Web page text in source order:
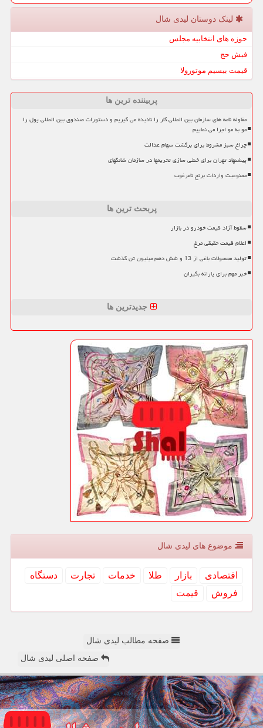
لینک دوستان لیدی شال
حوزه های انتخابیه مجلس
فیش حج
قیمت بیسیم موتورولا
پربیننده ترین ها
مقاوله نامه های سازمان بین المللی کار را نادیده می گیریم و دستورات صندوق بین المللی پول را
مو به مو اجرا می نماییم
چراغ سبز مشروط برای برگشت سهام عدالت
پیشنهاد تهران برای خنثی سازی تحریمها در سازمان شانگهای
ممنوعیت واردات برنج نامرغوب
پربحث ترین ها
سقوط آزاد قیمت خودرو در بازار
اعلام قیمت حقیقی مرغ
تولید محصولات باغی از 13 و شش دهم میلیون تن گذشت
خبر مهم برای یارانه بگیران
جدیدترین ها
موضوع های لیدی شال
اقتصادی بازار طلا خدمات تجارت
دستگاه
فروش
قیمت
صفحه مطالب لیدی شال
صفحه اصلی لیدی شال